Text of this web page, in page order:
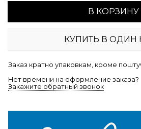
В КОРЗИНУ
КУПИТЬ В ОДИН
Заказ кратно упаковкам, кроме
Нет времени на оформление заказа?
Закажите обратный звонок